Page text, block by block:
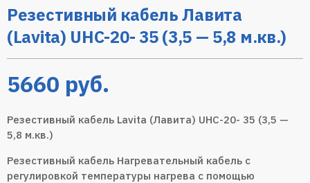
Резестивный кабель Лавита
(Lavita) UHC-20- 35 (3,5 — 5,8 м.кв.)
5660 руб.
Резестивный кабель Lavita (Лавита) UHC-20- 35 (3,5 —
5,8 м.кв.)
Резестивный кабель Нагревательный кабель с
регулировкой температуры нагрева с помощью